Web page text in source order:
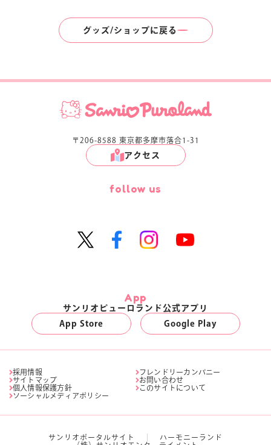
グッズ/ショップに戻る
〒206-8588 東京都多摩市落合1-31
アクセス
follow us
App
サンリオピューロランド公式アプリ
App Store
Google Play
採用情報
フレンドリーカンパニー
サイトマップ
お問い合わせ
個人情報保護方針
このサイトについて
ソーシャルメディアポリシー
サンリオポータルサイト
ハーモニーランド